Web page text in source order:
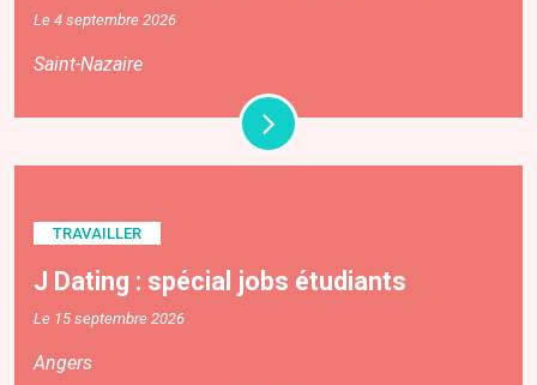
Le 4 septembre 2026
Saint-Nazaire
TRAVAILLER
J Dating : spécial jobs étudiants
Le 15 septembre 2026
Angers